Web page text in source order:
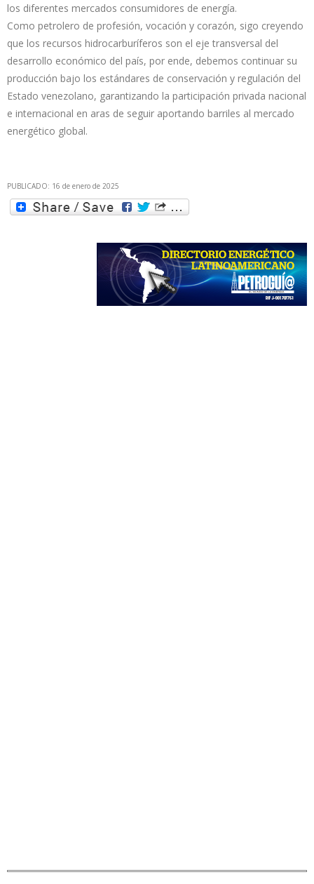
los diferentes mercados consumidores de energía.
Como petrolero de profesión, vocación y corazón, sigo creyendo
que los recursos hidrocarburíferos son el eje transversal del
desarrollo económico del país, por ende, debemos continuar su
producción bajo los estándares de conservación y regulación del
Estado venezolano, garantizando la participación privada nacional
e internacional en aras de seguir aportando barriles al mercado
energético global.
PUBLICADO: 16 de enero de 2025